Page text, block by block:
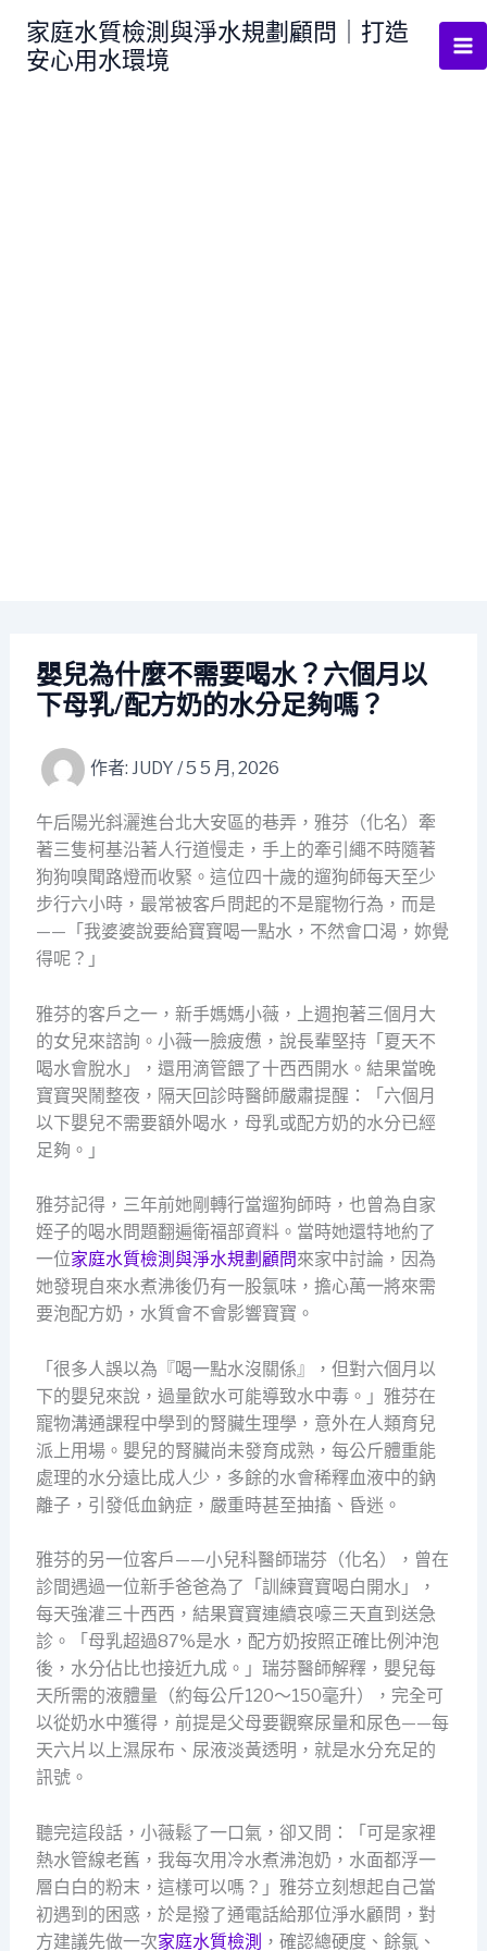
家庭水質檢測與淨水規劃顧問｜打造
安心用水環境
嬰兒為什麼不需要喝水？六個月以
下母乳/配方奶的水分足夠嗎？
作者: JUDY /5 5 月, 2026
午后陽光斜灑進台北大安區的巷弄，雅芬（化名）牽
著三隻柯基沿著人行道慢走，手上的牽引繩不時隨著
狗狗嗅聞路燈而收緊。這位四十歲的遛狗師每天至少
步行六小時，最常被客戶問起的不是寵物行為，而是
——「我婆婆說要給寶寶喝一點水，不然會口渴，妳覺
得呢？」
雅芬的客戶之一，新手媽媽小薇，上週抱著三個月大
的女兒來諮詢。小薇一臉疲憊，說長輩堅持「夏天不
喝水會脫水」，還用滴管餵了十西西開水。結果當晚
寶寶哭鬧整夜，隔天回診時醫師嚴肅提醒：「六個月
以下嬰兒不需要額外喝水，母乳或配方奶的水分已經
足夠。」
雅芬記得，三年前她剛轉行當遛狗師時，也曾為自家
姪子的喝水問題翻遍衛福部資料。當時她還特地約了
一位家庭水質檢測與淨水規劃顧問來家中討論，因為
她發現自來水煮沸後仍有一股氯味，擔心萬一將來需
要泡配方奶，水質會不會影響寶寶。
「很多人誤以為『喝一點水沒關係』，但對六個月以
下的嬰兒來說，過量飲水可能導致水中毒。」雅芬在
寵物溝通課程中學到的腎臟生理學，意外在人類育兒
派上用場。嬰兒的腎臟尚未發育成熟，每公斤體重能
處理的水分遠比成人少，多餘的水會稀釋血液中的鈉
離子，引發低血鈉症，嚴重時甚至抽搐、昏迷。
雅芬的另一位客戶——小兒科醫師瑞芬（化名），曾在
診間遇過一位新手爸爸為了「訓練寶寶喝白開水」，
每天強灌三十西西，結果寶寶連續哀嚎三天直到送急
診。「母乳超過87%是水，配方奶按照正確比例沖泡
後，水分佔比也接近九成。」瑞芬醫師解釋，嬰兒每
天所需的液體量（約每公斤120～150毫升），完全可
以從奶水中獲得，前提是父母要觀察尿量和尿色——每
天六片以上濕尿布、尿液淡黃透明，就是水分充足的
訊號。
聽完這段話，小薇鬆了一口氣，卻又問：「可是家裡
熱水管線老舊，我每次用冷水煮沸泡奶，水面都浮一
層白白的粉末，這樣可以嗎？」雅芬立刻想起自己當
初遇到的困惑，於是撥了通電話給那位淨水顧問，對
方建議先做一次家庭水質檢測 ，確認總硬度、餘氯、